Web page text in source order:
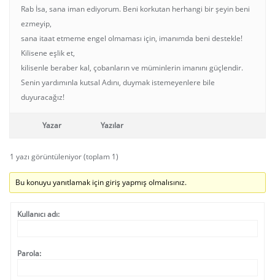
Rab İsa, sana iman ediyorum. Beni korkutan herhangi bir şeyin beni
ezmeyip,
sana itaat etmeme engel olmaması için, imanımda beni destekle!
Kilisene eşlik et,
kilisenle beraber kal, çobanların ve müminlerin imanını güçlendir.
Senin yardımınla kutsal Adını, duymak istemeyenlere bile
duyuracağız!
Yazar Yazılar
1 yazı görüntüleniyor (toplam 1)
Bu konuyu yanıtlamak için giriş yapmış olmalısınız.
Kullanıcı adı:
Parola: